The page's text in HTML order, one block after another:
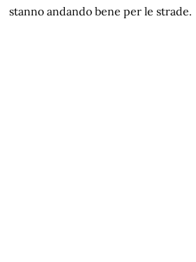
stanno andando bene per le strade.